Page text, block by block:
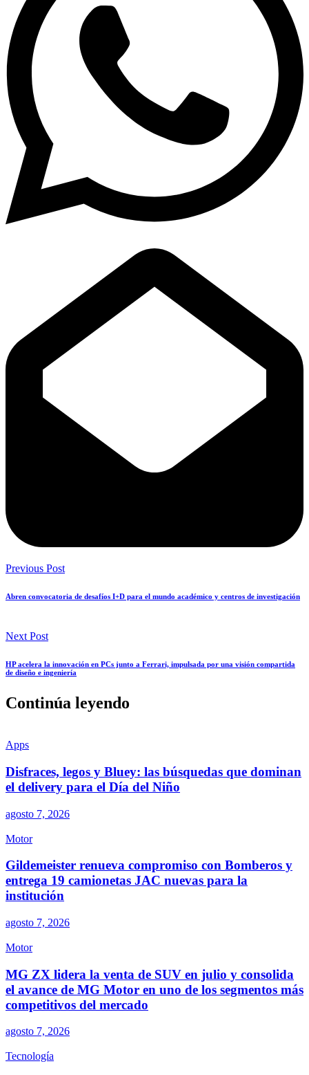
Previous Post
Abren convocatoria de desafíos I+D para el mundo académico y centros de investigación
Next Post
HP acelera la innovación en PCs junto a Ferrari, impulsada por una visión compartida
de diseño e ingeniería
Continúa leyendo
Apps
Disfraces, legos y Bluey: las búsquedas que dominan
el delivery para el Día del Niño
agosto 7, 2026
Motor
Gildemeister renueva compromiso con Bomberos y
entrega 19 camionetas JAC nuevas para la
institución
agosto 7, 2026
Motor
MG ZX lidera la venta de SUV en julio y consolida
el avance de MG Motor en uno de los segmentos más
competitivos del mercado
agosto 7, 2026
Tecnología